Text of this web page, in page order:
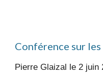
Conférence sur
Pierre Glaizal le 2 juin